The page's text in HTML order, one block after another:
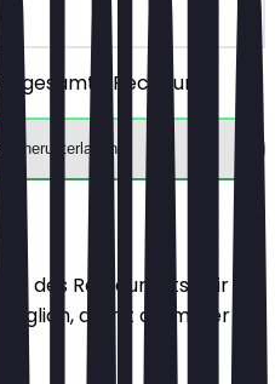
gesamte Rechnung!
herunterladen
des Restaurants. Wir
damit du immer